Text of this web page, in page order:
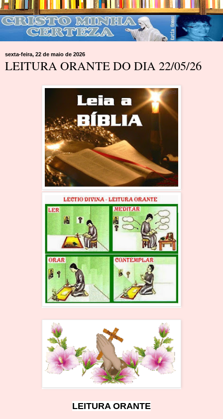
sexta-feira, 22 de maio de 2026
LEITURA ORANTE DO DIA 22/05/26
LEITURA ORANTE